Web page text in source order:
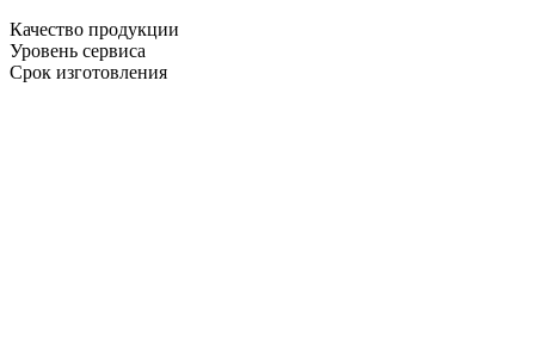
Качество продукции
Уровень сервиса
Срок изготовления